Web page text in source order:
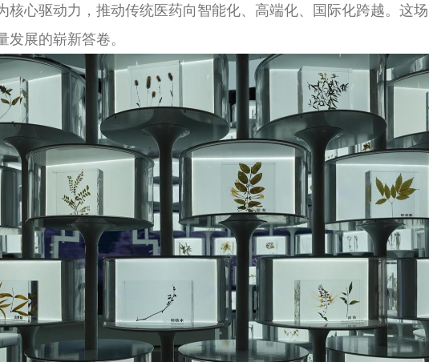
心驱动力，推动传统医药向智能化、高端化、国际化跨越。这
展的崭新答卷。